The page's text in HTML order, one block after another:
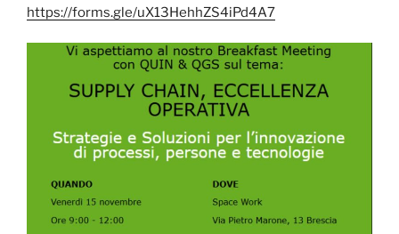
https://forms.gle/uX13HehhZS4iPd4A7